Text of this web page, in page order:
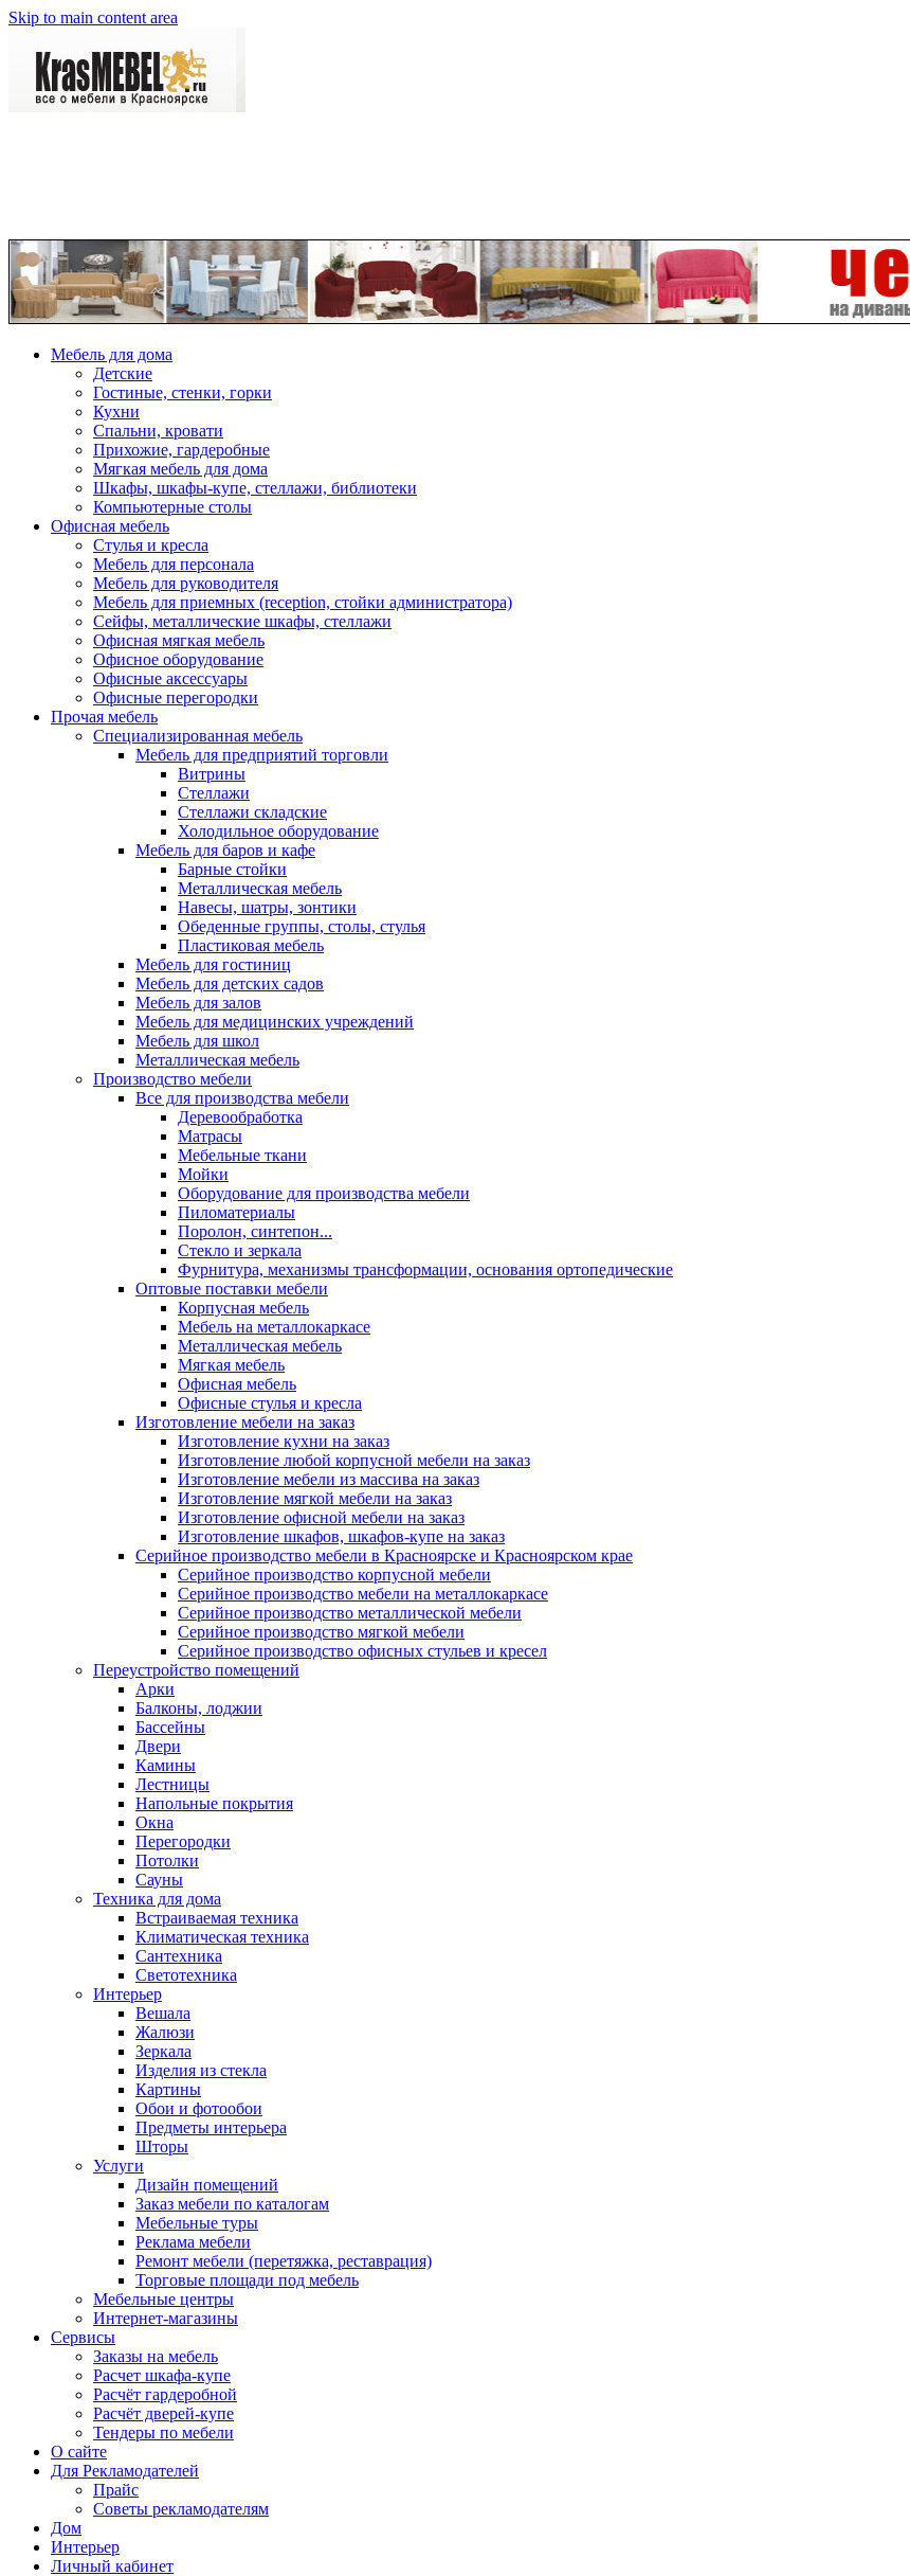
Skip to main content area
Мебель для дома
Детские
Гостиные, стенки, горки
Кухни
Спальни, кровати
Прихожие, гардеробные
Мягкая мебель для дома
Шкафы, шкафы-купе, стеллажи, библиотеки
Компьютерные столы
Офисная мебель
Стулья и кресла
Мебель для персонала
Мебель для руководителя
Мебель для приемных (reception, стойки администратора)
Сейфы, металлические шкафы, стеллажи
Офисная мягкая мебель
Офисное оборудование
Офисные аксессуары
Офисные перегородки
Прочая мебель
Специализированная мебель
Мебель для предприятий торговли
Витрины
Стеллажи
Стеллажи складские
Холодильное оборудование
Мебель для баров и кафе
Барные стойки
Металлическая мебель
Навесы, шатры, зонтики
Обеденные группы, столы, стулья
Пластиковая мебель
Мебель для гостиниц
Мебель для детских садов
Мебель для залов
Мебель для медицинских учреждений
Мебель для школ
Металлическая мебель
Производство мебели
Все для производства мебели
Деревообработка
Матрасы
Мебельные ткани
Мойки
Оборудование для производства мебели
Пиломатериалы
Поролон, синтепон...
Стекло и зеркала
Фурнитура, механизмы трансформации, основания ортопедические
Оптовые поставки мебели
Корпусная мебель
Мебель на металлокаркасе
Металлическая мебель
Мягкая мебель
Офисная мебель
Офисные стулья и кресла
Изготовление мебели на заказ
Изготовление кухни на заказ
Изготовление любой корпусной мебели на заказ
Изготовление мебели из массива на заказ
Изготовление мягкой мебели на заказ
Изготовление офисной мебели на заказ
Изготовление шкафов, шкафов-купе на заказ
Серийное производство мебели в Красноярске и Красноярском крае
Серийное производство корпусной мебели
Серийное производство мебели на металлокаркасе
Серийное производство металлической мебели
Серийное производство мягкой мебели
Серийное производство офисных стульев и кресел
Переустройство помещений
Арки
Балконы, лоджии
Бассейны
Двери
Камины
Лестницы
Напольные покрытия
Окна
Перегородки
Потолки
Сауны
Техника для дома
Встраиваемая техника
Климатическая техника
Сантехника
Светотехника
Интерьер
Вешала
Жалюзи
Зеркала
Изделия из стекла
Картины
Обои и фотообои
Предметы интерьера
Шторы
Услуги
Дизайн помещений
Заказ мебели по каталогам
Мебельные туры
Реклама мебели
Ремонт мебели (перетяжка, реставрация)
Торговые площади под мебель
Мебельные центры
Интернет-магазины
Сервисы
Заказы на мебель
Расчет шкафа-купе
Расчёт гардеробной
Расчёт дверей-купе
Тендеры по мебели
О сайте
Для Рекламодателей
Прайс
Советы рекламодателям
Дом
Интерьер
Личный кабинет